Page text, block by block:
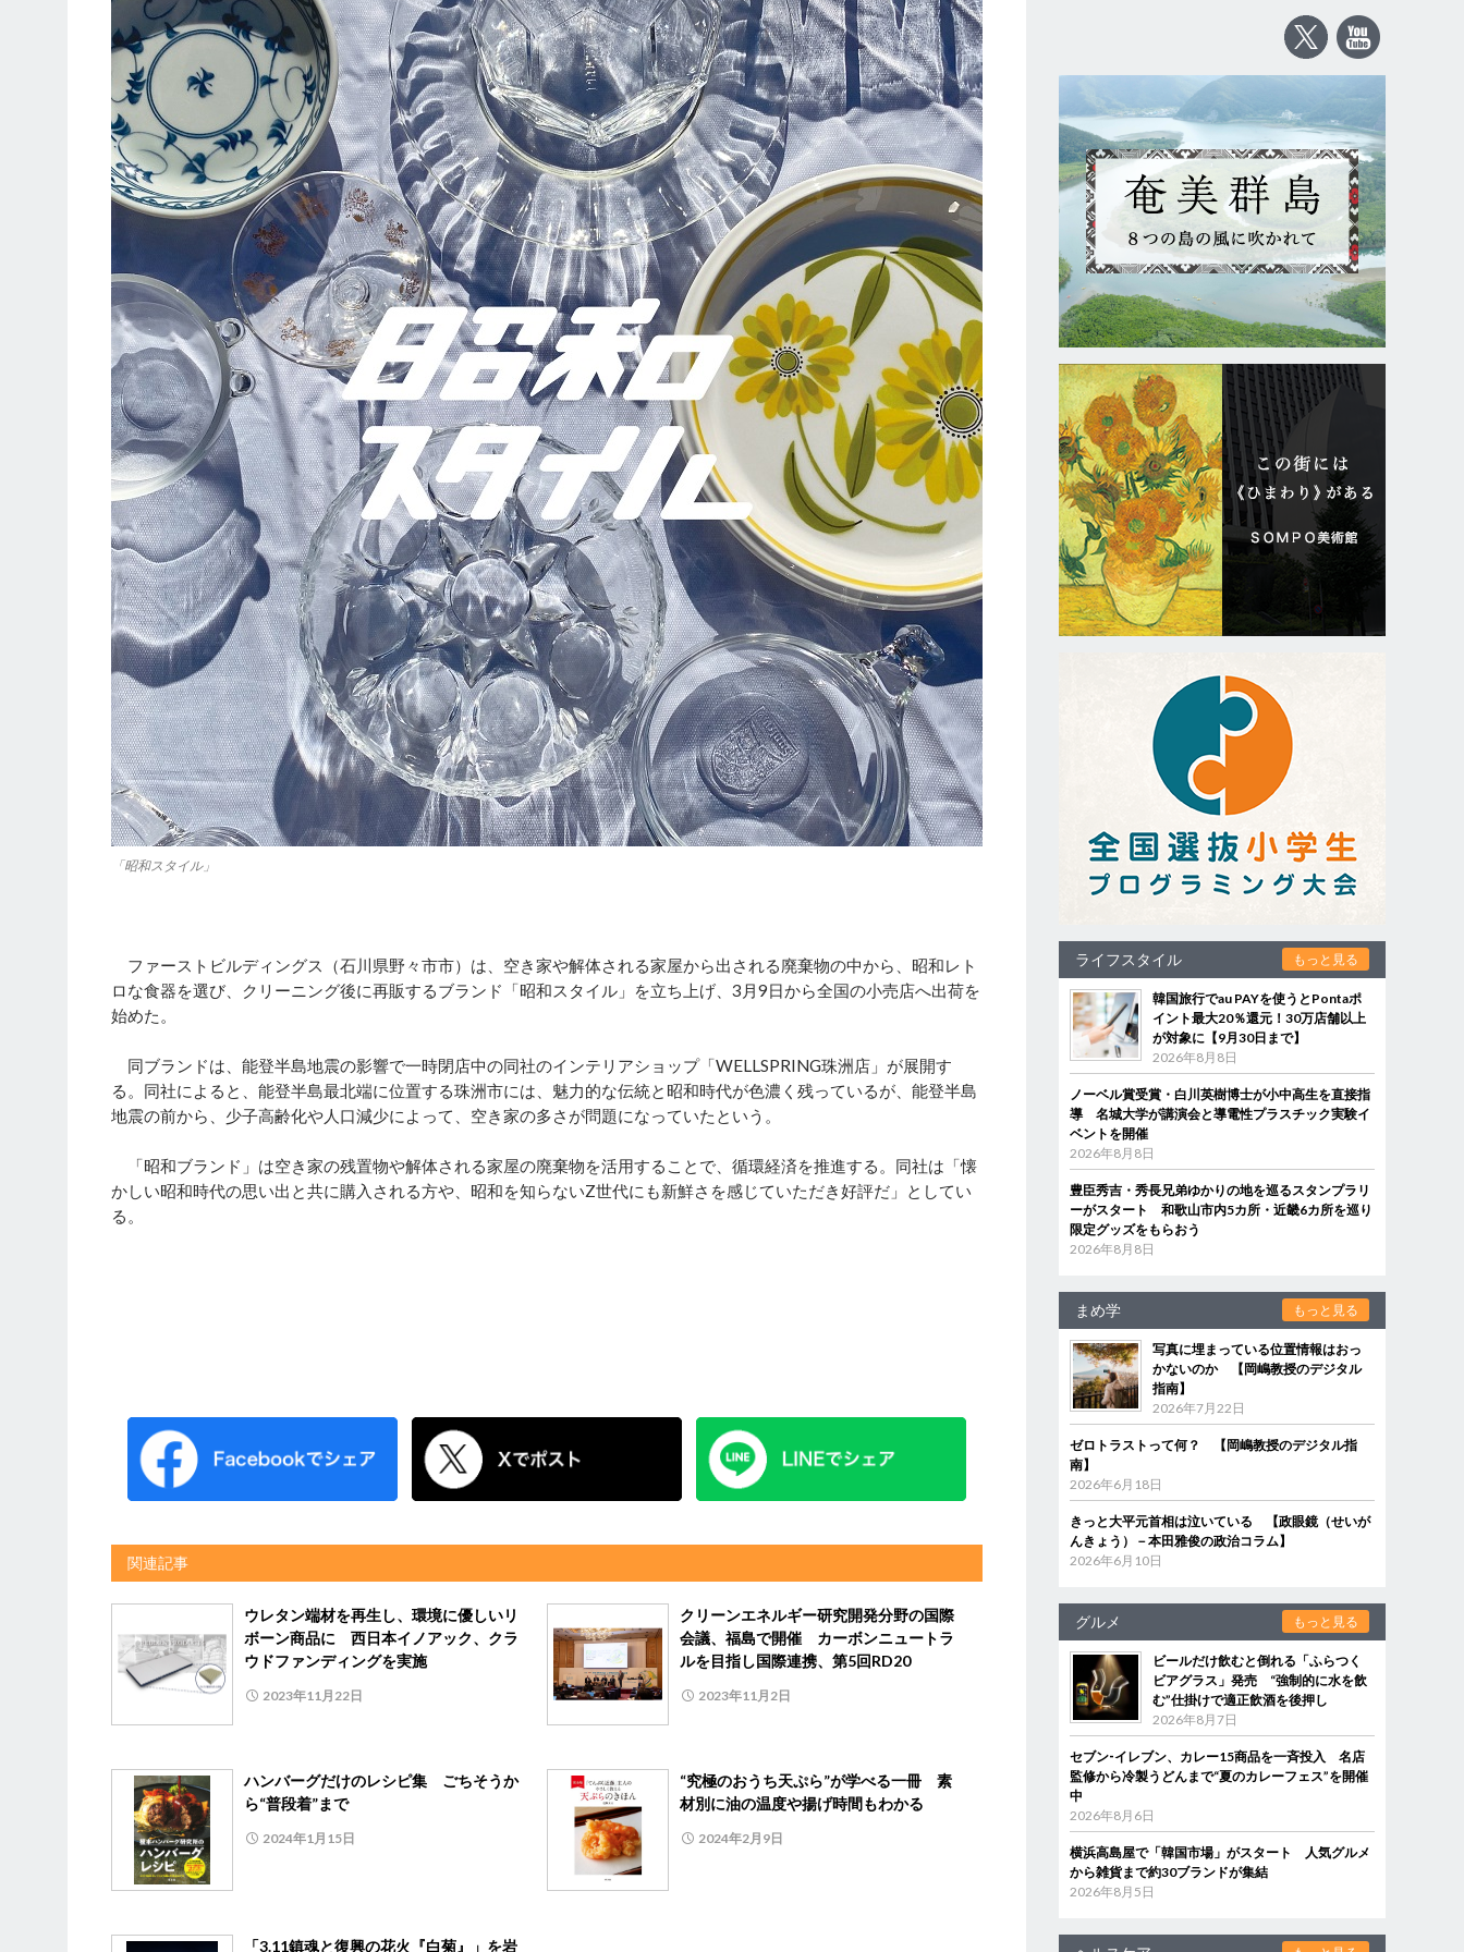
「昭和スタイル」
ファーストビルディングス（石川県野々市市）は、空き家や解体される家屋から出される廃棄物の中から、昭和レト
ロな食器を選び、クリーニング後に再販するブランド「昭和スタイル」を立ち上げ、3月9日から全国の小売店へ出荷を
始めた。
同ブランドは、能登半島地震の影響で一時閉店中の同社のインテリアショップ「WELLSPRING珠洲店」が展開す
る。同社によると、能登半島最北端に位置する珠洲市には、魅力的な伝統と昭和時代が色濃く残っているが、能登半島
地震の前から、少子高齢化や人口減少によって、空き家の多さが問題になっていたという。
「昭和ブランド」は空き家の残置物や解体される家屋の廃棄物を活用することで、循環経済を推進する。同社は「懐
かしい昭和時代の思い出と共に購入される方や、昭和を知らないZ世代にも新鮮さを感じていただき好評だ」としてい
る。
関連記事
ウレタン端材を再生し、環境に優しいリ
ボーン商品に 西日本イノアック、クラ
ウドファンディングを実施
2023年11月22日
クリーンエネルギー研究開発分野の国際
会議、福島で開催 カーボンニュートラ
ルを目指し国際連携、第5回RD20
2023年11月2日
ハンバーグだけのレシピ集 ごちそうか
ら“普段着”まで
2024年1月15日
“究極のおうち天ぷら”が学べる一冊 素
材別に油の温度や揚げ時間もわかる
2024年2月9日
「3.11鎮魂と復興の花火『白菊』」を岩
ライフスタイル もっと見る
韓国旅行でau PAYを使うとPontaポ
イント最大20％還元！30万店舗以上
が対象に【9月30日まで】
2026年8月8日
ノーベル賞受賞・白川英樹博士が小中高生を直接指
導 名城大学が講演会と導電性プラスチック実験イ
ベントを開催
2026年8月8日
豊臣秀吉・秀長兄弟ゆかりの地を巡るスタンプラリ
ーがスタート 和歌山市内5カ所・近畿6カ所を巡り
限定グッズをもらおう
2026年8月8日
まめ学 もっと見る
写真に埋まっている位置情報はおっ
かないのか 【岡嶋教授のデジタル
指南】
2026年7月22日
ゼロトラストって何？ 【岡嶋教授のデジタル指
南】
2026年6月18日
きっと大平元首相は泣いている 【政眼鏡（せいが
んきょう）－本田雅俊の政治コラム】
2026年6月10日
グルメ もっと見る
ビールだけ飲むと倒れる「ふらつく
ビアグラス」発売 “強制的に水を飲
む”仕掛けで適正飲酒を後押し
2026年8月7日
セブン‐イレブン、カレー15商品を一斉投入 名店
監修から冷製うどんまで“夏のカレーフェス”を開催
中
2026年8月6日
横浜高島屋で「韓国市場」がスタート 人気グルメ
から雑貨まで約30ブランドが集結
2026年8月5日